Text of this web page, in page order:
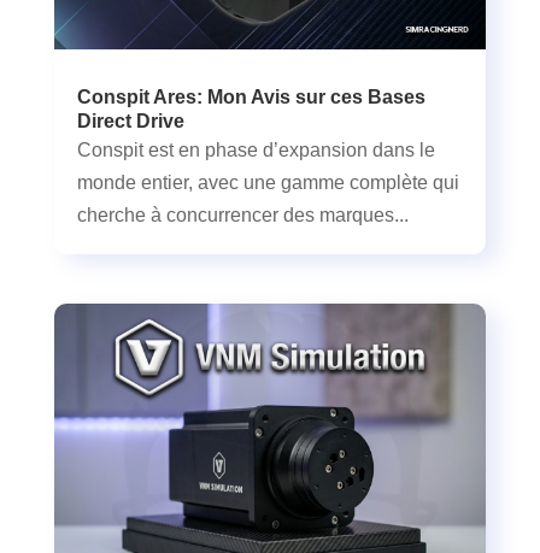
Conspit Ares: Mon Avis sur ces Bases
Direct Drive
Conspit est en phase d’expansion dans le
monde entier, avec une gamme complète qui
cherche à concurrencer des marques...